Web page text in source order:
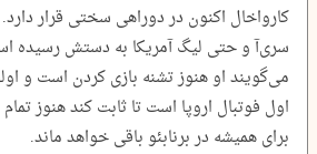
کارواخال اکنون در دوراهی سختی قرار دارد.
سری‌آ و حتی لیگ آمریکا به دستش رسیده
می‌گویند او هنوز تشنه‌ بازی کردن است و
اول فوتبال اروپا است تا ثابت کند هنوز
برای همیشه در برنابئو باقی خواهد ماند.